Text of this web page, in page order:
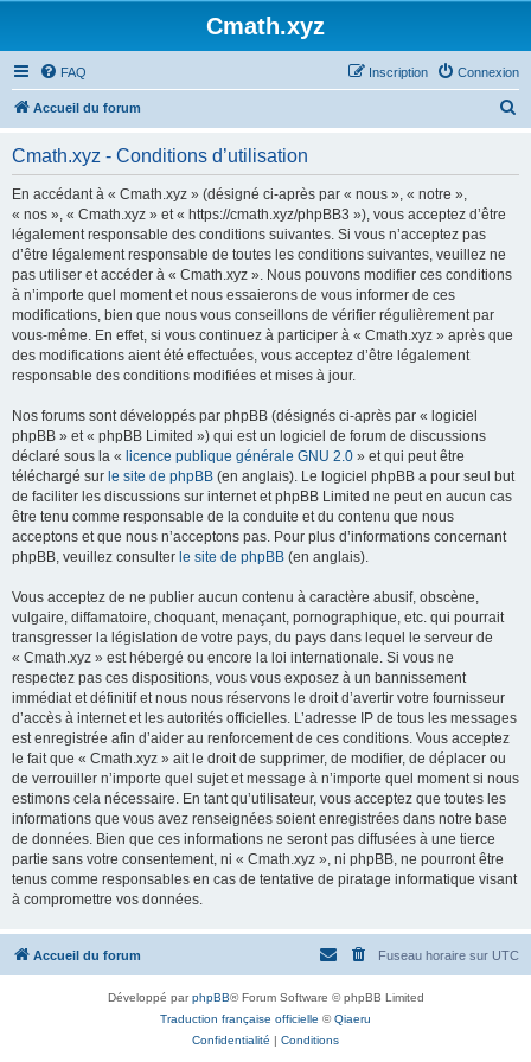
Cmath.xyz
FAQ Connexion
Inscription
Accueil du forum
Cmath.xyz - Conditions d’utilisation
En accédant à « Cmath.xyz » (désigné ci-après par « nous », « notre »,
« nos », « Cmath.xyz » et « https://cmath.xyz/phpBB3 »), vous acceptez d’être
légalement responsable des conditions suivantes. Si vous n’acceptez pas
d’être légalement responsable de toutes les conditions suivantes, veuillez ne
pas utiliser et accéder à « Cmath.xyz ». Nous pouvons modifier ces conditions
à n’importe quel moment et nous essaierons de vous informer de ces
modifications, bien que nous vous conseillons de vérifier régulièrement par
vous-même. En effet, si vous continuez à participer à « Cmath.xyz » après que
des modifications aient été effectuées, vous acceptez d’être légalement
responsable des conditions modifiées et mises à jour.
Nos forums sont développés par phpBB (désignés ci-après par « logiciel
phpBB » et « phpBB Limited ») qui est un logiciel de forum de discussions
déclaré sous la « licence publique générale GNU 2.0 » et qui peut être
téléchargé sur le site de phpBB (en anglais). Le logiciel phpBB a pour seul but
de faciliter les discussions sur internet et phpBB Limited ne peut en aucun cas
être tenu comme responsable de la conduite et du contenu que nous
acceptons et que nous n’acceptons pas. Pour plus d’informations concernant
phpBB, veuillez consulter le site de phpBB (en anglais).
Vous acceptez de ne publier aucun contenu à caractère abusif, obscène,
vulgaire, diffamatoire, choquant, menaçant, pornographique, etc. qui pourrait
transgresser la législation de votre pays, du pays dans lequel le serveur de
« Cmath.xyz » est hébergé ou encore la loi internationale. Si vous ne
respectez pas ces dispositions, vous vous exposez à un bannissement
immédiat et définitif et nous nous réservons le droit d’avertir votre fournisseur
d’accès à internet et les autorités officielles. L’adresse IP de tous les messages
est enregistrée afin d’aider au renforcement de ces conditions. Vous acceptez
le fait que « Cmath.xyz » ait le droit de supprimer, de modifier, de déplacer ou
de verrouiller n’importe quel sujet et message à n’importe quel moment si nous
estimons cela nécessaire. En tant qu’utilisateur, vous acceptez que toutes les
informations que vous avez renseignées soient enregistrées dans notre base
de données. Bien que ces informations ne seront pas diffusées à une tierce
partie sans votre consentement, ni « Cmath.xyz », ni phpBB, ne pourront être
tenus comme responsables en cas de tentative de piratage informatique visant
à compromettre vos données.
Accueil du forum Fuseau horaire sur UTC
Développé parphpBB® Forum Software © phpBB Limited
Traduction française officielle ©Qiaeru
Confidentialité | Conditions